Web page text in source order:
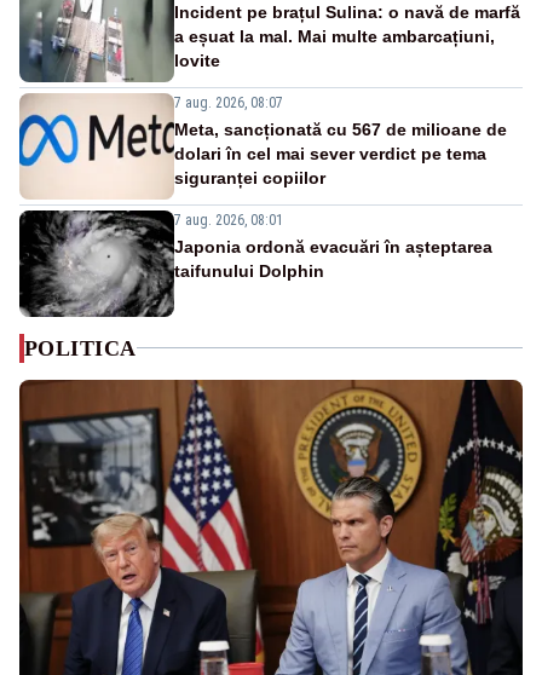
Incident pe brațul Sulina: o navă de marfă
a eșuat la mal. Mai multe ambarcațiuni,
lovite
7 aug. 2026, 08:07
Meta, sancționată cu 567 de milioane de
dolari în cel mai sever verdict pe tema
siguranței copiilor
7 aug. 2026, 08:01
Japonia ordonă evacuări în așteptarea
taifunului Dolphin
POLITICA